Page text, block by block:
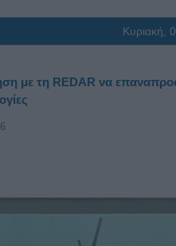
Κυριακή,
με τη REDAR να